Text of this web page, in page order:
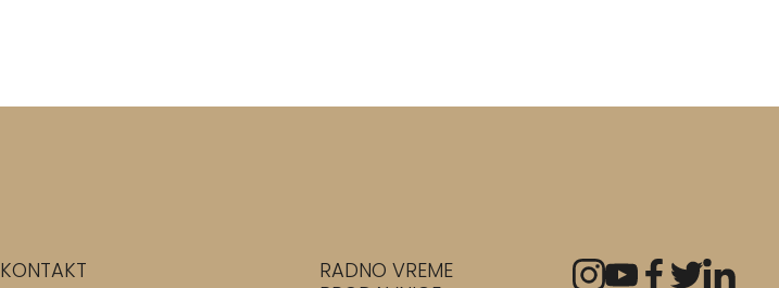
KONTAKT
RADNO VREME